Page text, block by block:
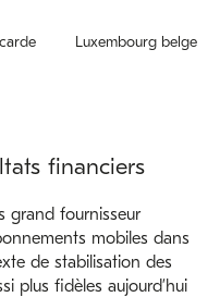
Luxembourg belge
financiers
grand fournisseur
mobiles dans
de stabilisation des
plus fidèles aujourd’hui